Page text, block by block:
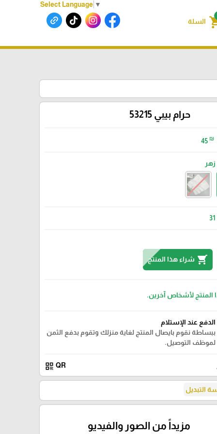
Select Language ▼
السلة
حرام بيبي 53215
45 ₪
زهر
31
shopping_cart شراء هذا المنتج
المنتج لأشخاص آخرين.
الدفع عند الإستلام
ببساطة نقوم بايصال المنتج لغاية منزلك وتقوم بدفع الثمن
لموظف التوصيل.
QR
qr_code
التبديل
مزيداً من الصور والفيديو